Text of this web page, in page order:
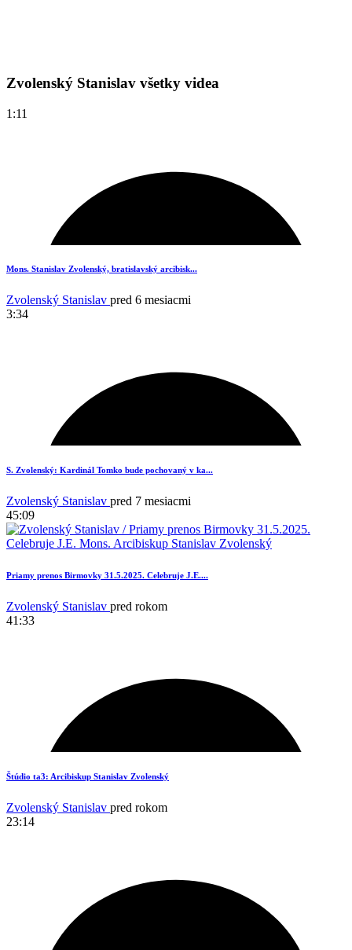
Zvolenský Stanislav všetky videa
1:11
1
Mons. Stanislav Zvolenský, bratislavský arcibisk...
Zvolenský Stanislav pred 6 mesiacmi
3:34
S. Zvolenský: Kardinál Tomko bude pochovaný v ka...
Zvolenský Stanislav pred 7 mesiacmi
45:09
Priamy prenos Birmovky 31.5.2025. Celebruje J.E....
Zvolenský Stanislav pred rokom
41:33
Štúdio ta3: Arcibiskup Stanislav Zvolenský
Zvolenský Stanislav pred rokom
23:14